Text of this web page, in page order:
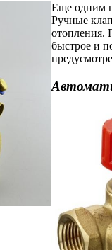
Еще одним
Ручные
отопления.
быстрое и